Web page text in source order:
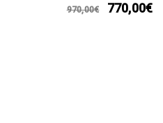
970,00€ 770,00€